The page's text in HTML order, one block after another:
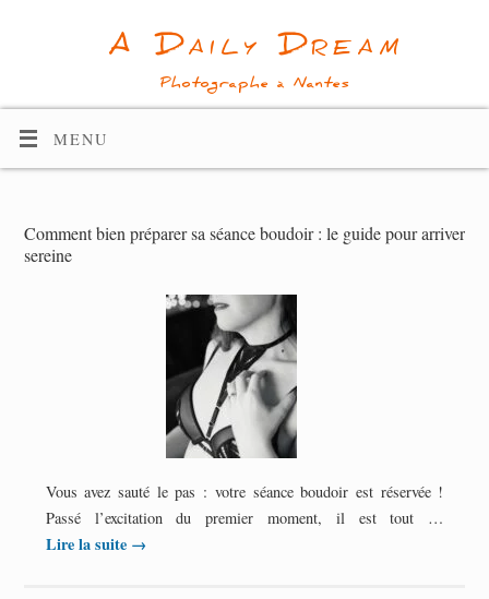
A Daily Dream
Photographe à Nantes
MENU
Comment bien préparer sa séance boudoir : le guide pour arriver
sereine
Vous avez sauté le pas : votre séance boudoir est réservée !
Passé l’excitation du premier moment, il est tout …
Lire la suite →